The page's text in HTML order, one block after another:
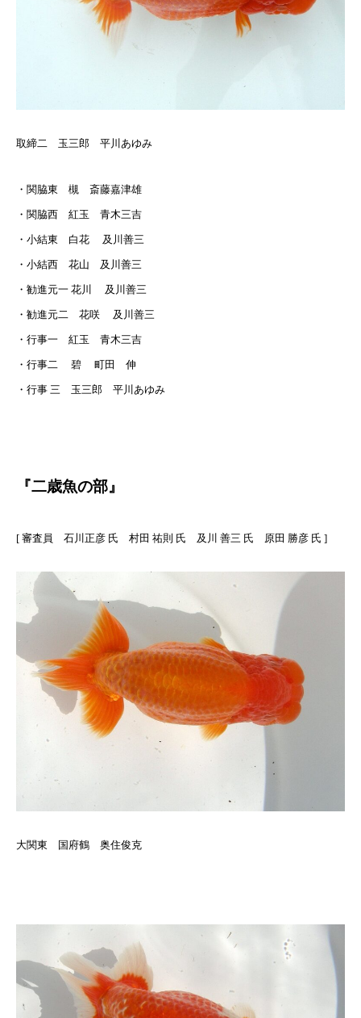
取締二 玉三郎 平川あゆみ
・関脇東 槻 斎藤嘉津雄
・関脇西 紅玉 青木三吉
・小結東 白花 及川善三
・小結西 花山 及川善三
・勧進元一 花川 及川善三
・勧進元二 花咲 及川善三
・行事一 紅玉 青木三吉
・行事二 碧 町田 伸
・行事 三 玉三郎 平川あゆみ
『二歳魚の部』
[ 審査員 石川正彦 氏 村田 祐則 氏 及川 善三 氏 原田 勝彦 氏 ]
大関東 国府鶴 奥住俊克